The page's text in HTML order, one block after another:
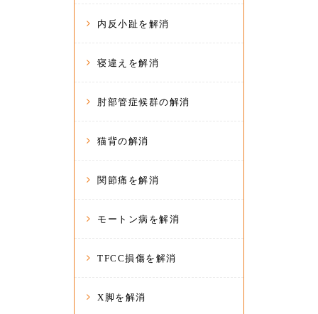
内反小趾を解消
寝違えを解消
肘部管症候群の解消
猫背の解消
関節痛を解消
モートン病を解消
TFCC損傷を解消
X脚を解消